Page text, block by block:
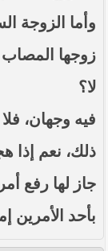
وأما الزوجة
زوجها المصاب
لا؟
فيه وجهان،
ذلك، نعم إذا
جاز لها رفع
بأحد الأمرين